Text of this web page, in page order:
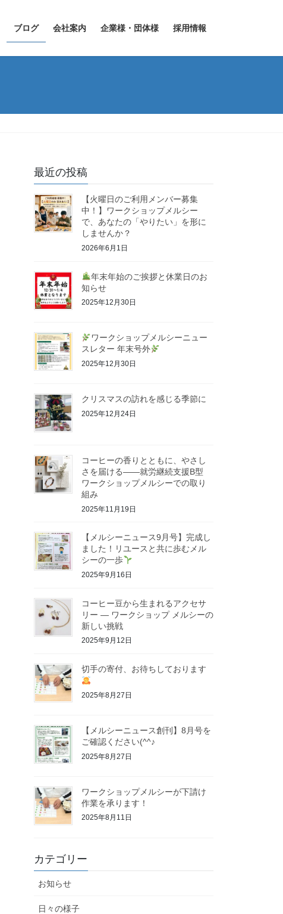
ブログ 会社案内 企業様・団体様 採用情報
最近の投稿
【火曜日のご利用メンバー募集
中！】ワークショップメルシー
で、あなたの「やりたい」を形に
しませんか？
2026年6月1日
年末年始のご挨拶と休業日のお
知らせ
2025年12月30日
ワークショップメルシーニュー
スレター 年末号外
2025年12月30日
クリスマスの訪れを感じる季節に
2025年12月24日
コーヒーの香りとともに、やさし
さを届ける――就労継続支援B型
ワークショップメルシーでの取り
組み
2025年11月19日
【メルシーニュース9月号】完成し
ました！リユースと共に歩むメル
シーの一歩
2025年9月16日
コーヒー豆から生まれるアクセサ
リー ― ワークショップ メルシーの
新しい挑戦
2025年9月12日
切手の寄付、お待ちしております
2025年8月27日
【メルシーニュース創刊】8月号を
ご確認ください(^^♪
2025年8月27日
ワークショップメルシーが下請け
作業を承ります！
2025年8月11日
カテゴリー
お知らせ
日々の様子